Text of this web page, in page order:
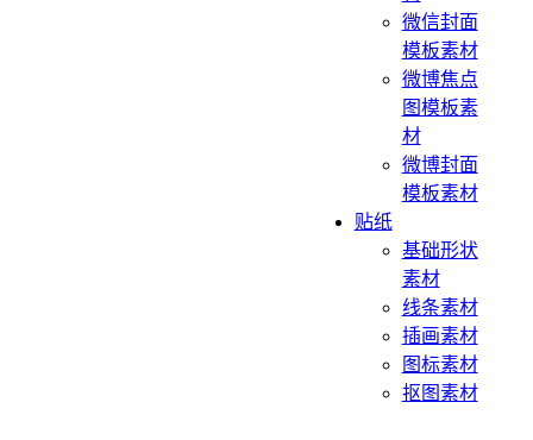
微信封面
模板素材
微博焦点
图模板素
材
微博封面
模板素材
贴纸
基础形状
素材
线条素材
插画素材
图标素材
抠图素材